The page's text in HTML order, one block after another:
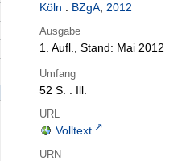
Köln : BZgA, 2012
Ausgabe
1. Aufl., Stand: Mai 2012
Umfang
52 S. : Ill.
URL
Volltext
URN